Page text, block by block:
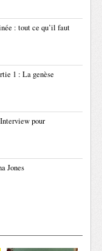
: tout ce qu’il faut
1 : La genèse
pour
Jones